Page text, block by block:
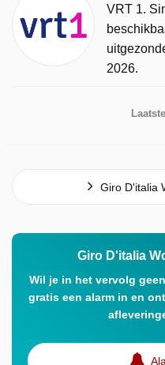
VRT 1.
2026.
Giro D'italia
Giro D'italia
Wil je in het vervolg
gratis een alarm in en